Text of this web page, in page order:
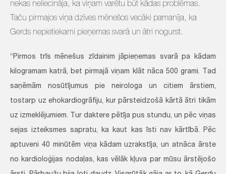
nekas neliecināja, ka viņam varētu būt kādas problēmas.
Taču pirmajos viņa dzīves mēnešos vecāki pamanīja, ka
Gerds nepietiekami pieņemas svarā un ātri nogurst.
“Pirmos trīs mēnešus zīdainim jāpieņemas svarā pa kādam
kilogramam katrā, bet pirmajā viņam klāt nāca 500 grami. Tad
saņēmām nosūtījumus pie neirologa un citiem ārstiem,
tostarp uz ehokardiogrāfiju, kur pārsteidzošā kārtā ātri tikām
uz izmeklējumiem. Tur daktere pētīja pus stundu, un pēc viņas
sejas izteiksmes sapratu, ka kaut kas īsti nav kārtībā. Pēc
aptuveni 40 minūtēm viņa kādam uzrakstīja, un atnāca ārste
no kardioloģijas nodaļas, kas vēlāk kļuva par mūsu ārstējošo